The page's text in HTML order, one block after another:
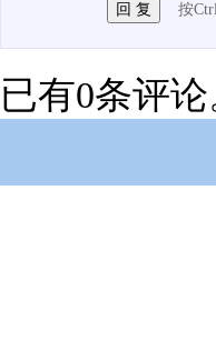
按
已有0条评论